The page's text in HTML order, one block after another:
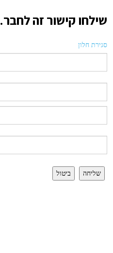
שילחו קישור זה לחבר.
סגירת חלון
שליחה ביטול